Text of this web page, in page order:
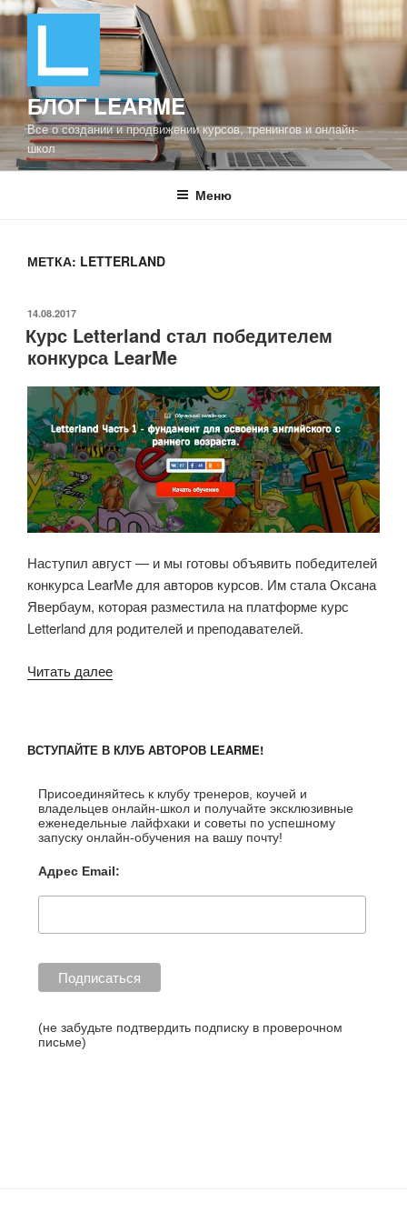
Перейти
содержимому
БЛОГ LEARME
Все о создании и продвижении курсов, тренингов и онлайн-
школ
Меню
МЕТКА: LETTERLAND
ОПУБЛИКОВАНО
14.08.2017
Курс Letterland стал победителем
конкурса LearMe
Наступил август — и мы готовы объявить победителей
конкурса LearMe для авторов курсов. Им стала Оксана
Явербаум, которая разместила на платформе курс
Letterland для родителей и преподавателей.
Читать далее
конкурса
ВСТУПАЙТЕ В КЛУБ АВТОРОВ LEARME!
Присоединяйтесь к клубу тренеров, коучей и
владельцев онлайн-школ и получайте эксклюзивные
еженедельные лайфхаки и советы по успешному
запуску онлайн-обучения на вашу почту!
Адрес Email:
(не забудьте подтвердить подписку в проверочном
письме)